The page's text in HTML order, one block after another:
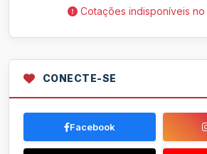
Cotações indisponíveis no
CONECTE-SE
Facebook